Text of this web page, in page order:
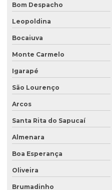
Estudo de passivo ambiental
Exploração de águas
Gerenciamento de efluentes
Instalação de tanques de
Investigação ambiental
Investigação ambiental
Investigação ambiental
Investigação ambiental
Investigação confirmatória
Bom Despacho
Leopoldina
Bocaiuva
Monte Carmelo
Igarapé
São Lourenço
Arcos
Santa Rita do Sapucaí
Almenara
Boa Esperança
Oliveira
Brumadinho